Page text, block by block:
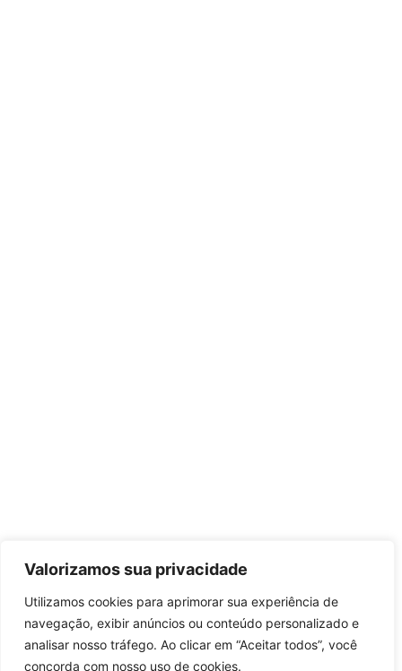
Valorizamos sua privacidade
Utilizamos cookies para aprimorar sua experiência de
navegação, exibir anúncios ou conteúdo personalizado e
analisar nosso tráfego. Ao clicar em “Aceitar todos”, você
concorda com nosso uso de cookies.